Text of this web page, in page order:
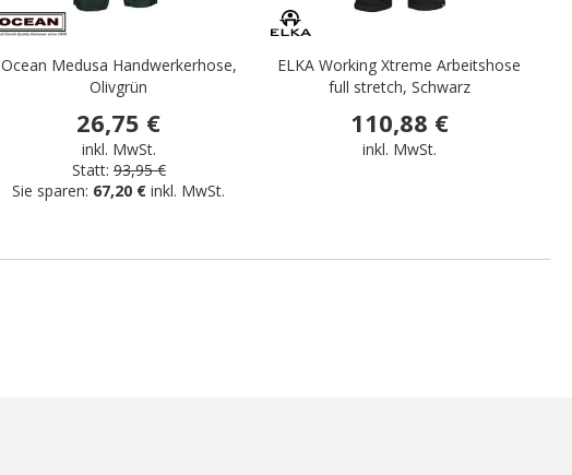
Ocean Medusa Handwerkerhose,
Olivgrün
26,75 €
inkl. MwSt.
Statt: 93,95 €
Sie sparen: 67,20 € inkl. MwSt.
ELKA Working Xtreme Arbeitshose
full stretch, Schwarz
110,88 €
inkl. MwSt.